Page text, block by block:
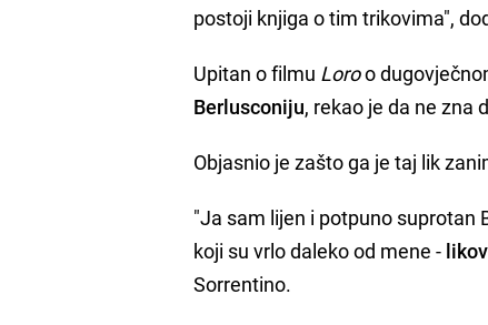
postoji knjiga o tim trikovima",
Upitan o filmu Loroo
Berlusconiju, rekao je da ne zna
Objasnio je zašto ga je taj lik
"Ja sam lijen i potpuno suprotan
koji su vrlo daleko od mene -
Sorrentino.